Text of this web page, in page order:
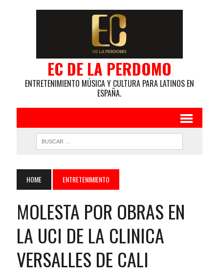
EC DE LA PERDOMO
ENTRETENIMIENTO MÚSICA Y CULTURA PARA LATINOS EN
ESPAÑA.
HOME ENTRETENIMIENTO
MOLESTA POR OBRAS EN
LA UCI DE LA CLINICA
VERSALLES DE CALI